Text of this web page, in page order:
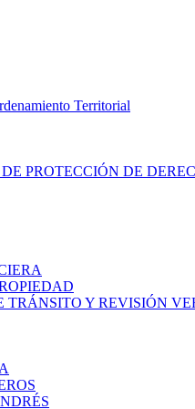
Territorial
PROTECCIÓN DE
TRÁNSITO Y REVISIÓN